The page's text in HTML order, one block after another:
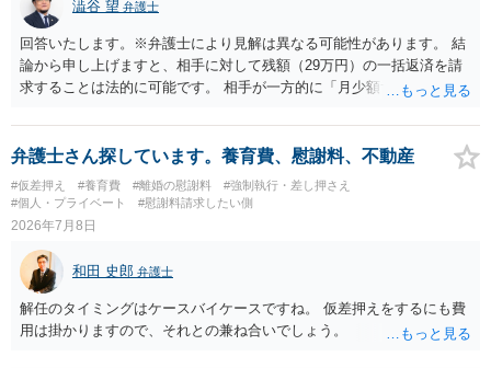
澁谷 望 弁護士
回答いたします。※弁護士により見解は異なる可能性があります。 結
論から申し上げますと、相手に対して残額（29万円）の一括返済を請
求することは法的に可能です。 相手が一方的に「月少額ずつ返す」と
は成立していません。当初の返済期日も過ぎているため、一括返済を
求める権利があります。 具体的には、以下の手順で進めるのが効果的
です。 分割拒否と一括請求の通知：PayPayのメッセージ等で「分割
払いには同意していないため、残額の一括払いを求める」旨を明確に
伝えます。 相手の本名・住所の確認：応じない場合に法的手段（少額
まず本名や住所の特定を進めてください。 相手が購入した高額商品
（Switch2等）の事実も踏まえ、応じない場合は法的措置を辞さない姿
勢で交渉に臨むのが現実的かと思います。
弁護士さん探しています。養育費、慰謝料、不動産
#仮差押え #養育費 #離婚の慰謝料
#強制執行・差し押さえ
#個人・プライベート
#慰謝料請求したい側
2026年7月8日
和田 史郎 弁護士
解任のタイミングはケースバイケースですね。 仮差押えをするにも費
用は掛かりますので、それとの兼ね合いでしょう。